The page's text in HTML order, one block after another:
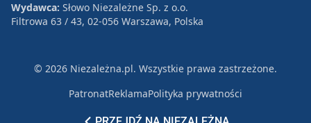
Wydawca: Słowo Niezależne Sp. z o.o.
Filtrowa 63 / 43, 02-056 Warszawa, Polska
© 2026 Niezależna.pl. Wszystkie prawa zastrzeżone.
PatronatReklamaPolityka prywatności